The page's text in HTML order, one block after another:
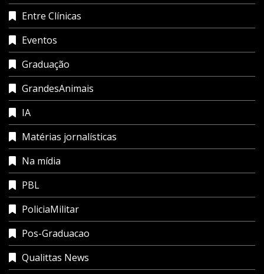
Entre Clínicas
Eventos
Graduação
GrandesAnimais
IA
Matérias jornalísticas
Na mídia
PBL
PoliciaMilitar
Pos-Graduacao
Qualittas News